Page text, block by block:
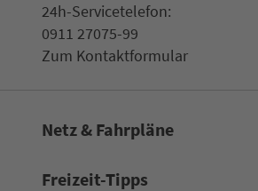
24h-Ser­vice­te­le­fon:
0911 27075-99
Zum Kon­taktformular
Netz & Fahrpläne
Frei­zeit-Tipps